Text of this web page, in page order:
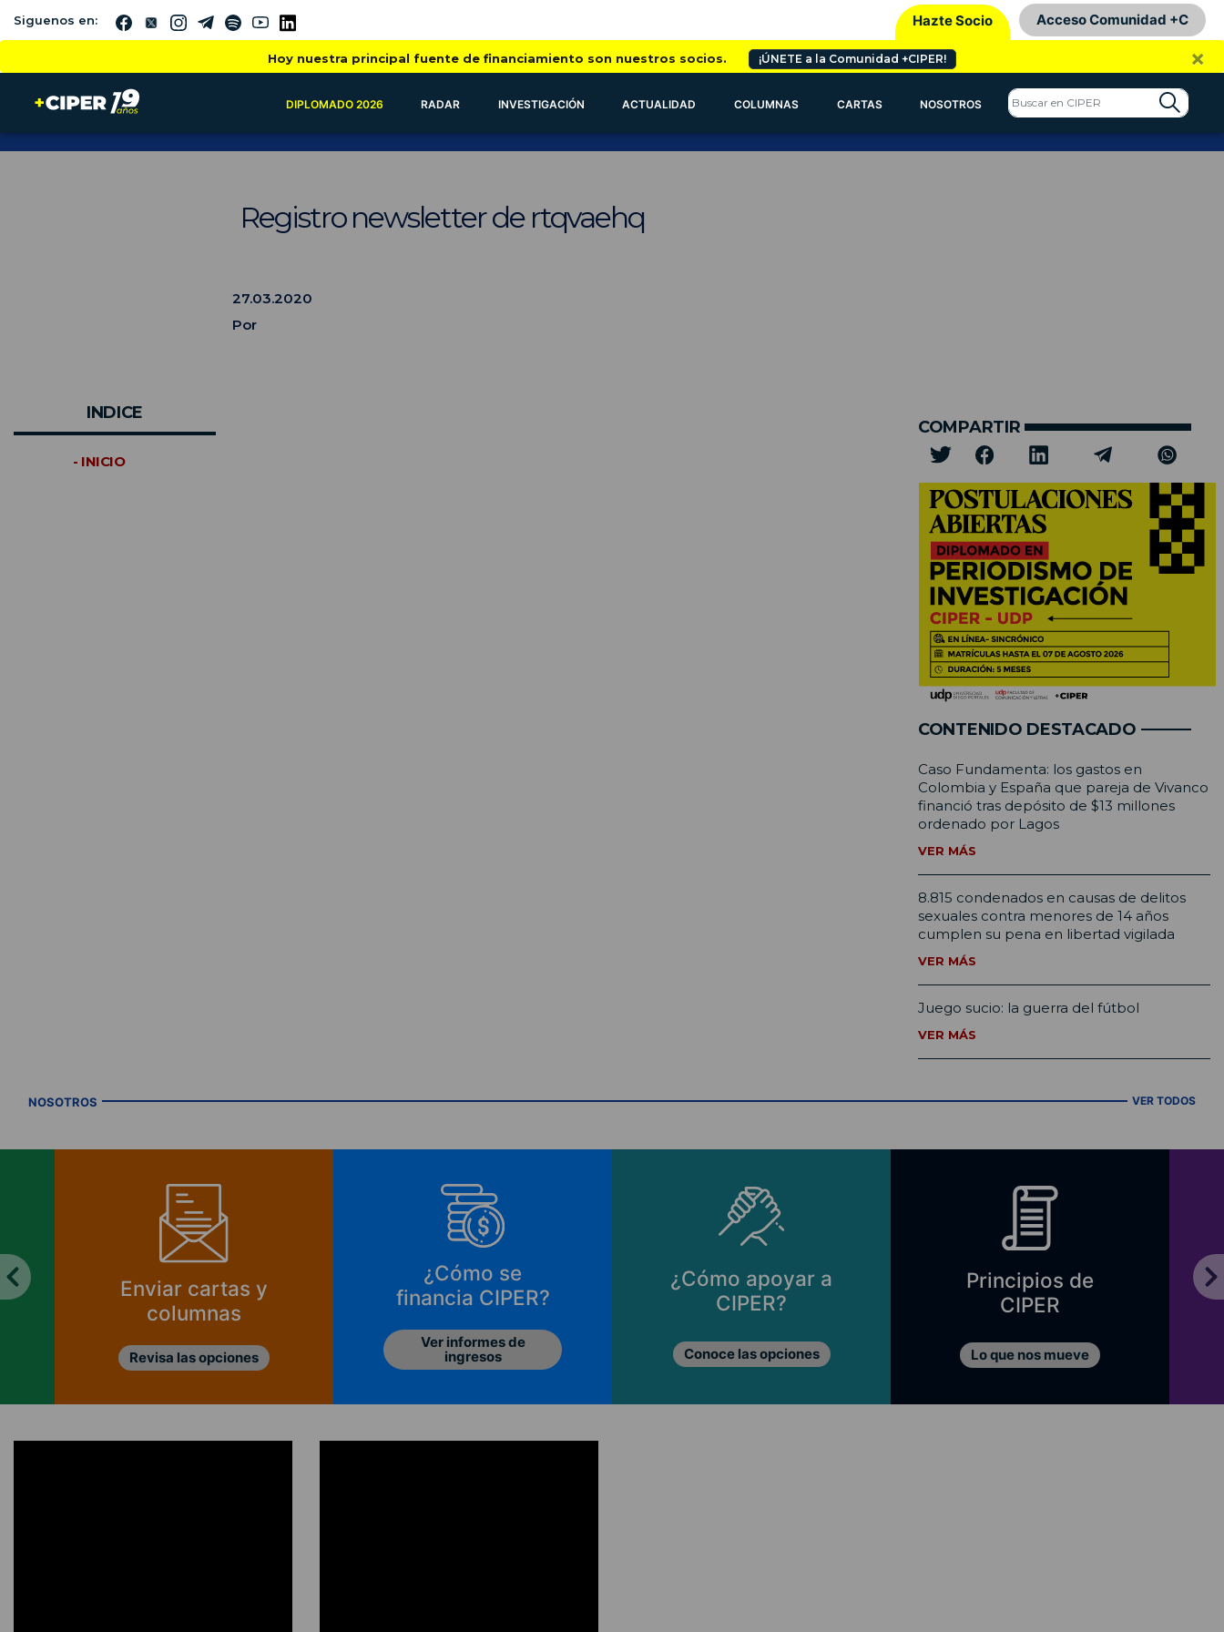
Siguenos en: Hazte Socio Acceso Comunidad +C
Hoy nuestra principal fuente de financiamiento son nuestros socios. ¡ÚNETE a la Comunidad +CIPER! ×
DIPLOMADO 2026 RADAR INVESTIGACIÓN ACTUALIDAD COLUMNAS CARTAS NOSOTROS
Registro newsletter de rtqvaehq
27.03.2020
Por
INDICE
- INICIO
COMPARTIR
CONTENIDO DESTACADO
Caso Fundamenta: los gastos en
Colombia y España que pareja de Vivanco
financió tras depósito de $13 millones
ordenado por Lagos
VER MÁS
8.815 condenados en causas de delitos
sexuales contra menores de 14 años
cumplen su pena en libertad vigilada
VER MÁS
Juego sucio: la guerra del fútbol
VER MÁS
NOSOTROS VER TODOS
Enviar cartas y
columnas
Revisa las opciones
¿Cómo se
financia CIPER?
Ver informes de
ingresos
¿Cómo apoyar a
CIPER?
Conoce las opciones
Principios de
CIPER
Lo que nos mueve